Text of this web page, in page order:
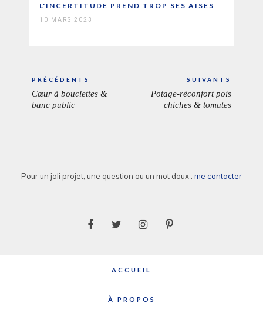
L'INCERTITUDE PREND TROP SES AISES
10 MARS 2023
Navigation
de
l’article
PRÉCÉDENTS
ARTICLE
Cœur à bouclettes &
banc public
SUIVANTS
Potage-réconfort pois
chiches & tomates
Pour un joli projet, une question ou un mot doux : me contacter
ACCUEIL
À PROPOS